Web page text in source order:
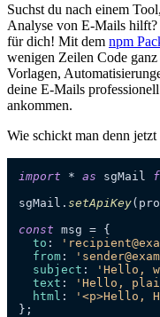
Suchst du nach einem
Analyse von E-Mails hilft?
für dich! Mit dem npm
wenigen Zeilen Code
Vorlagen,
deine E-Mails
ankommen.
Wie schickt man denn
import * as sgMail
sgMail. setApiKey
const msg = {
to :
from :
subject : 'Hello,
text : 'Hello,
html : '<p>Hello,
};